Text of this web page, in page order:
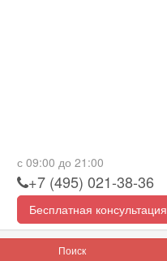
с 09:00 до 21:00
+7 (495) 021-38-36
Бесплатная консультация
Поиск